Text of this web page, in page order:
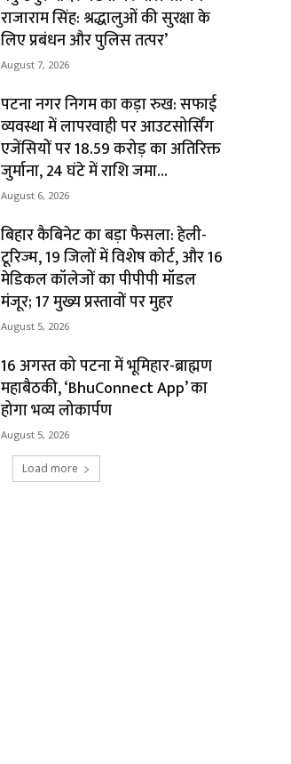
राजाराम सिंह: श्रद्धालुओं की सुरक्षा के
लिए प्रबंधन और पुलिस तत्पर’
August 7, 2026
पटना नगर निगम का कड़ा रुख: सफाई
व्यवस्था में लापरवाही पर आउटसोर्सिंग
एजेंसियों पर ₹18.59 करोड़ का अतिरिक्त
जुर्माना, 24 घंटे में राशि जमा...
August 6, 2026
बिहार कैबिनेट का बड़ा फैसला: हेली-
टूरिज्म, 19 जिलों में विशेष कोर्ट, और 16
मेडिकल कॉलेजों का पीपीपी मॉडल
मंजूर; 17 मुख्य प्रस्तावों पर मुहर
August 5, 2026
16 अगस्त को पटना में भूमिहार-ब्राह्मण
महाबैठकी, ‘BhuConnect App’ का
होगा भव्य लोकार्पण
August 5, 2026
Load more